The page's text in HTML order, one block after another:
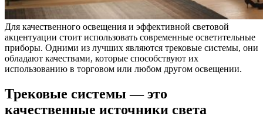
Для качественного освещения и эффективной световой
акцентуации стоит использовать современные осветительные
приборы. Одними из лучших являются трековые системы, они
обладают качествами, которые способствуют их
использованию в торговом или любом другом освещении.
Трековые системы — это
качественные источники света